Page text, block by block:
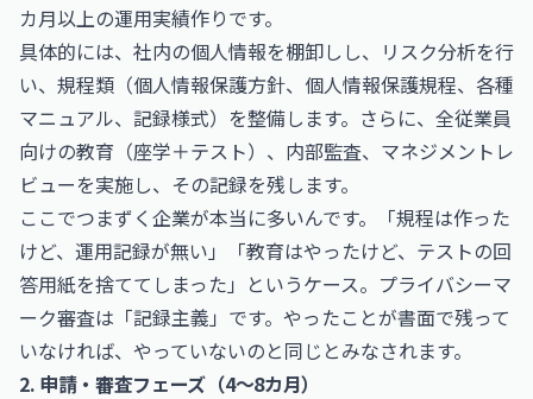
カ月以上の運用実績作りです。
具体的には、社内の個人情報を棚卸しし、リスク分析を行
い、規程類（個人情報保護方針、個人情報保護規程、各種
マニュアル、記録様式）を整備します。さらに、全従業員
向けの教育（座学＋テスト）、内部監査、マネジメントレ
ビューを実施し、その記録を残します。
ここでつまずく企業が本当に多いんです。「規程は作った
けど、運用記録が無い」「教育はやったけど、テストの回
答用紙を捨ててしまった」というケース。プライバシーマ
ーク審査は「記録主義」です。やったことが書面で残って
いなければ、やっていないのと同じとみなされます。
2. 申請・審査フェーズ（4〜8カ月）